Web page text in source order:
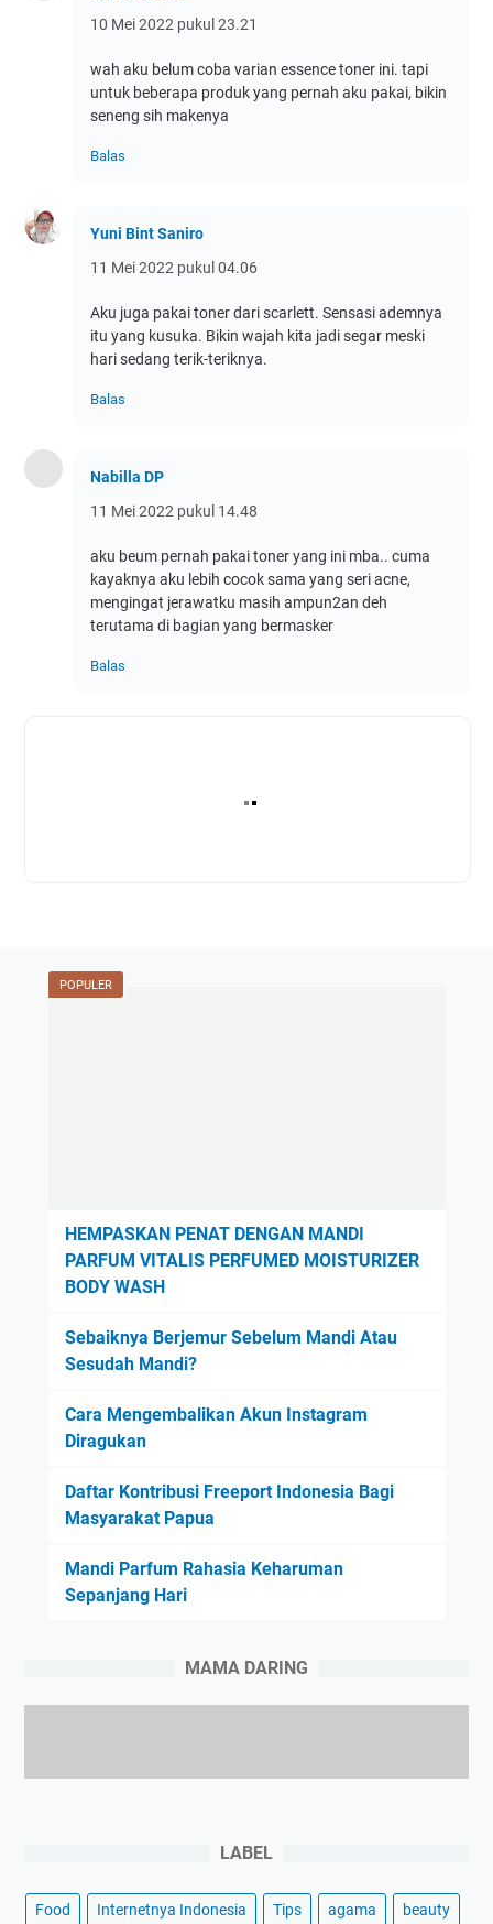
10 Mei 2022 pukul 23.21
wah aku belum coba varian essence toner ini. tapi
untuk beberapa produk yang pernah aku pakai, bikin
seneng sih makenya
Balas
Yuni Bint Saniro
11 Mei 2022 pukul 04.06
Aku juga pakai toner dari scarlett. Sensasi ademnya
itu yang kusuka. Bikin wajah kita jadi segar meski
hari sedang terik-teriknya.
Balas
Nabilla DP
11 Mei 2022 pukul 14.48
aku beum pernah pakai toner yang ini mba.. cuma
kayaknya aku lebih cocok sama yang seri acne,
mengingat jerawatku masih ampun2an deh
terutama di bagian yang bermasker
Balas
POPULER
HEMPASKAN PENAT DENGAN MANDI
PARFUM VITALIS PERFUMED MOISTURIZER
BODY WASH
Sebaiknya Berjemur Sebelum Mandi Atau
Sesudah Mandi?
Cara Mengembalikan Akun Instagram
Diragukan
Daftar Kontribusi Freeport Indonesia Bagi
Masyarakat Papua
Mandi Parfum Rahasia Keharuman
Sepanjang Hari
MAMA DARING
LABEL
Food Internetnya Indonesia Tips agama beauty